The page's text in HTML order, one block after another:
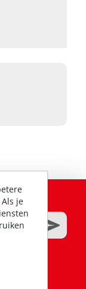
je